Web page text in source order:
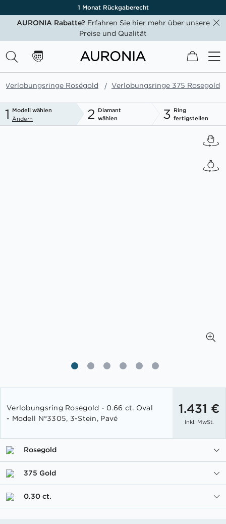
1 Monat Rückgaberecht
AURONIA Rabatte? Erfahren Sie hier mehr über unsere
Preise und Qualität
Mein
Verlobungsringe Roségold Verlobungsringe 375 Rosegold
1 Modell wählen
Ändern
2 Diamant
wählen
3 Ring
fertigstellen
Anfang
der
Bildgalerie
Verlobungsring Rosegold - 0.66 ct. Oval
- Modell N°3305, 3-Stein, Pavé
1.431 €
Inkl. MwSt.
Rosegold
375 Gold
0.30 ct.